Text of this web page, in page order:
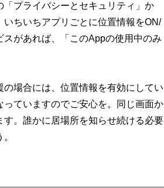
プライバシーとセキュリティ」か
ちいちアプリごとに位置情報をON/
があれば、「このAppの使用中のみ
場合には、位置情報を有効にしてい
ていますのでご安心を。同じ画面か
。誰かに居場所を知らせ続ける必要